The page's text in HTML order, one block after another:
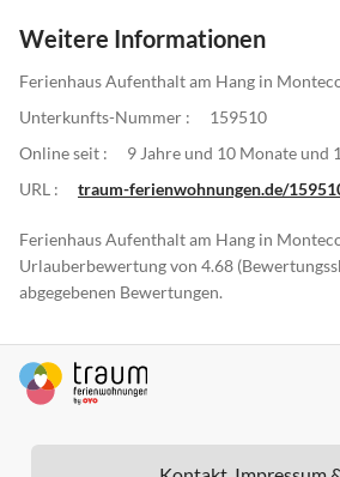
Weitere Informationen
Ferienhaus Aufenthalt am Hang in
Unterkunfts-Nummer :
159510
Online seit :
9 Jahre und 10 Monate und
URL :
traum-ferienwohnungen.de/
Ferienhaus Aufenthalt am Hang in
Urlauberbewertung von 4.68
abgegebenen Bewertungen.